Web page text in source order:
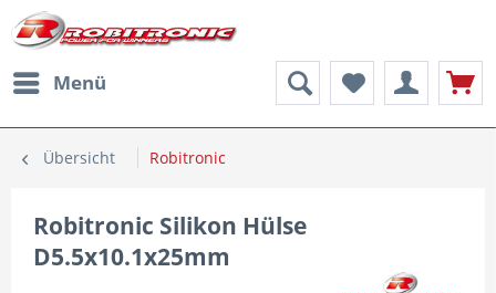
Menü
Übersicht Robitronic
Robitronic Silikon Hülse
D5.5x10.1x25mm